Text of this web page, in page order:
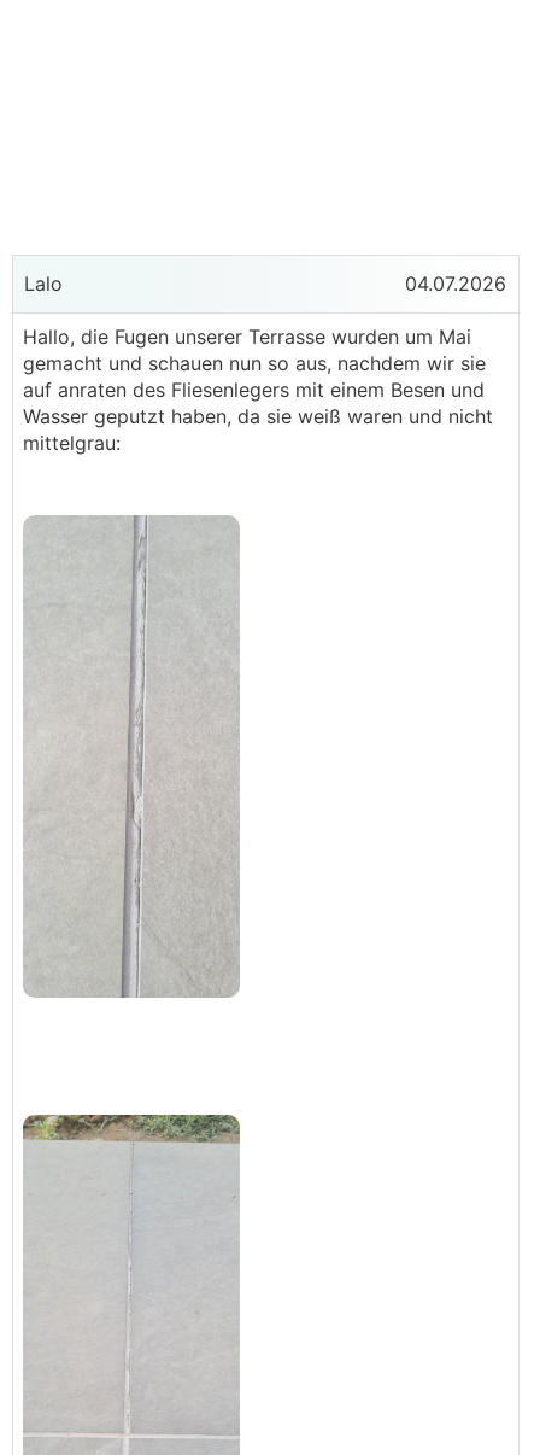
Lalo 04.07.2026
Hallo, die Fugen unserer Terrasse wurden um Mai
gemacht und schauen nun so aus, nachdem wir sie
auf anraten des Fliesenlegers mit einem Besen und
Wasser geputzt haben, da sie weiß waren und nicht
mittelgrau: